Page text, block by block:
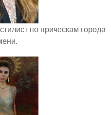
по прическам города